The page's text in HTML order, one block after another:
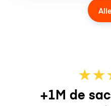
★★
+1M de